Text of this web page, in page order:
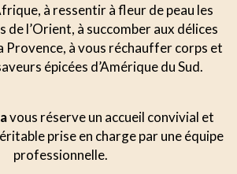
à ressentir à fleur de peau les
de l’Orient, à succomber aux délices
Provence, à vous réchauffer corps et
épicées d’Amérique du Sud.
vous réserve un accueil convivial et
prise en charge par une équipe
professionnelle.